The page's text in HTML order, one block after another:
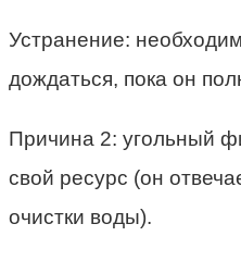
Устранение:
дождаться, пока он
Причина 2: угольный
свой ресурс (он
очистки воды).